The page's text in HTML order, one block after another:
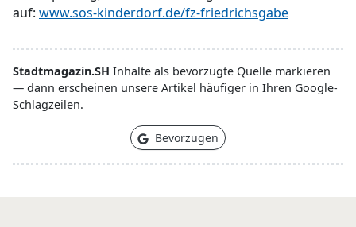
auf: www.sos-kinderdorf.de/fz-friedrichsgabe
Stadtmagazin.SH Inhalte als bevorzugte Quelle markieren
— dann erscheinen unsere Artikel häufiger in Ihren Google-
Schlagzeilen.
Bevorzugen